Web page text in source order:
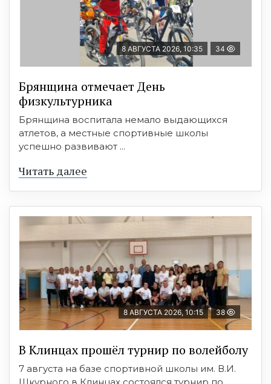
8 АВГУСТА 2026, 10:35 34
Брянщина отмечает День
физкультурника
Брянщина воспитала немало выдающихся
атлетов, а местные спортивные школы
успешно развивают ...
Читать далее
8 АВГУСТА 2026, 10:15 38
В Клинцах прошёл турнир по волейболу
7 августа на базе спортивной школы им. В.И.